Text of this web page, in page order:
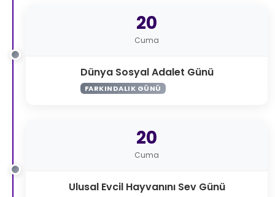
20
Cuma
Dünya Sosyal Adalet Günü
FARKINDALIK GÜNÜ
20
Cuma
Ulusal Evcil Hayvanını Sev Günü